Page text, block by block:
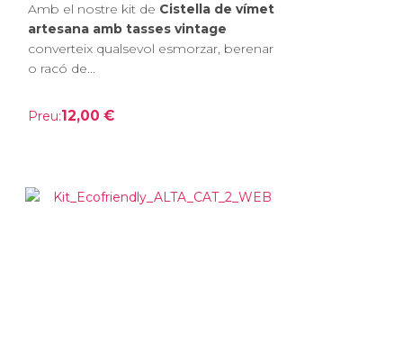
Amb el nostre kit de Cistella de vímet
artesana amb tasses vintage
converteix qualsevol esmorzar, berenar
o racó de...
Preu:12,00 €